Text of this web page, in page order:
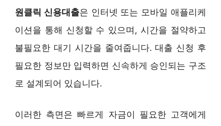
원클릭 신용대출은 인터넷 또는 모바일 애플리케
이션을 통해 신청할 수 있으며, 시간을 절약하고
불필요한 대기 시간을 줄여줍니다. 대출 신청 후
필요한 정보만 입력하면 신속하게 승인되는 구조
로 설계되어 있습니다.
이러한 측면은 빠르게 자금이 필요한 고객에게